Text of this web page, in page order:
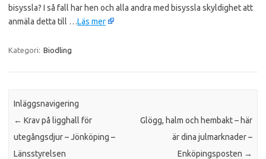
bisyssla? I så fall har hen och alla andra med bisyssla skyldighet att
anmäla detta till …Läs mer
Kategori: Biodling
Inläggsnavigering
← Krav på ligghall för
utegångsdjur – Jönköping –
Länsstyrelsen
Glögg, halm och hembakt – här
är dina julmarknader –
Enköpingsposten →